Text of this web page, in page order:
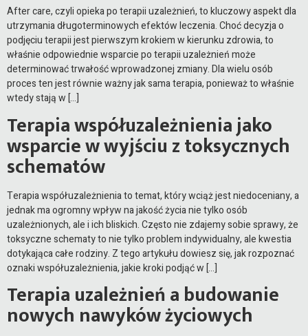
After care, czyli opieka po terapii uzależnień, to kluczowy aspekt dla
utrzymania długoterminowych efektów leczenia. Choć decyzja o
podjęciu terapii jest pierwszym krokiem w kierunku zdrowia, to
właśnie odpowiednie wsparcie po terapii uzależnień może
determinować trwałość wprowadzonej zmiany. Dla wielu osób
proces ten jest równie ważny jak sama terapia, ponieważ to właśnie
wtedy stają w […]
Terapia współuzależnienia jako
wsparcie w wyjściu z toksycznych
schematów
Terapia współuzależnienia to temat, który wciąż jest niedoceniany, a
jednak ma ogromny wpływ na jakość życia nie tylko osób
uzależnionych, ale i ich bliskich. Często nie zdajemy sobie sprawy, że
toksyczne schematy to nie tylko problem indywidualny, ale kwestia
dotykająca całe rodziny. Z tego artykułu dowiesz się, jak rozpoznać
oznaki współuzależnienia, jakie kroki podjąć w […]
Terapia uzależnień a budowanie
nowych nawyków życiowych